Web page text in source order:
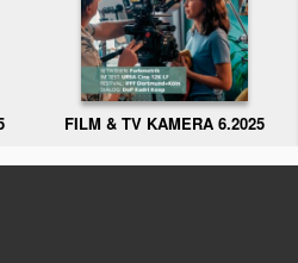
FILM & TV KAMERA 6.2025